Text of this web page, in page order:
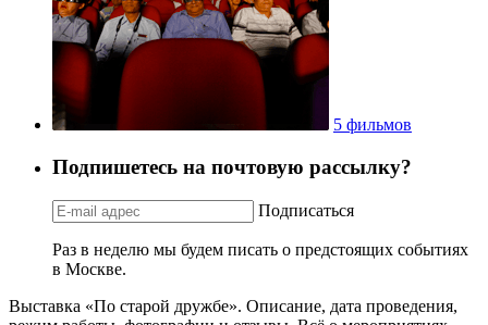
5 фильмов
Подпишетесь на почтовую рассылку?
Подписаться
Раз в неделю мы будем писать о предстоящих событиях
в Москве.
Выставка «По старой дружбе». Описание, дата проведения,